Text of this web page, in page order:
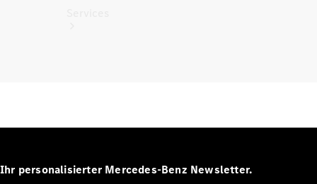
Alle
Ihr personalisierter Mercedes-Benz Newsletter.